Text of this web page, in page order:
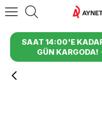
SAAT 14:00'E
GÜN KARGODA!